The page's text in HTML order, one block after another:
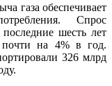
газа обеспечивает
Спрос
шесть лет
почти на 4% в год.
326 млрд